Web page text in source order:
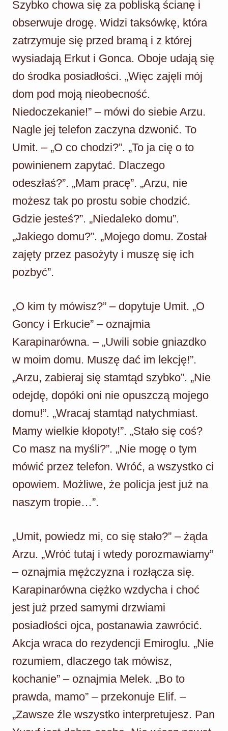
Szybko chowa się za pobliską ścianę i
obserwuje drogę. Widzi taksówkę, która
zatrzymuje się przed bramą i z której
wysiadają Erkut i Gonca. Oboje udają się
do środka posiadłości. „Więc zajęli mój
dom pod moją nieobecność.
Niedoczekanie!” – mówi do siebie Arzu.
Nagle jej telefon zaczyna dzwonić. To
Umit. – „O co chodzi?”. „To ja cię o to
powinienem zapytać. Dlaczego
odeszłaś?”. „Mam pracę”. „Arzu, nie
możesz tak po prostu sobie chodzić.
Gdzie jesteś?”. „Niedaleko domu”.
„Jakiego domu?”. „Mojego domu. Został
zajęty przez pasożyty i muszę się ich
pozbyć”.
„O kim ty mówisz?” – dopytuje Umit. „O
Goncy i Erkucie” – oznajmia
Karapinarówna. – „Uwili sobie gniazdko
w moim domu. Muszę dać im lekcję!”.
„Arzu, zabieraj się stamtąd szybko”. „Nie
odejdę, dopóki oni nie opuszczą mojego
domu!”. „Wracaj stamtąd natychmiast.
Mamy wielkie kłopoty!”. „Stało się coś?
Co masz na myśli?”. „Nie mogę o tym
mówić przez telefon. Wróć, a wszystko ci
opowiem. Możliwe, że policja jest już na
naszym tropie…”.
„Umit, powiedz mi, co się stało?” – żąda
Arzu. „Wróć tutaj i wtedy porozmawiamy”
– oznajmia mężczyzna i rozłącza się.
Karapinarówna ciężko wzdycha i choć
jest już przed samymi drzwiami
posiadłości ojca, postanawia zawrócić.
Akcja wraca do rezydencji Emiroglu. „Nie
rozumiem, dlaczego tak mówisz,
kochanie” – oznajmia Melek. „Bo to
prawda, mamo” – przekonuje Elif. –
„Zawsze źle wszystko interpretujesz. Pan